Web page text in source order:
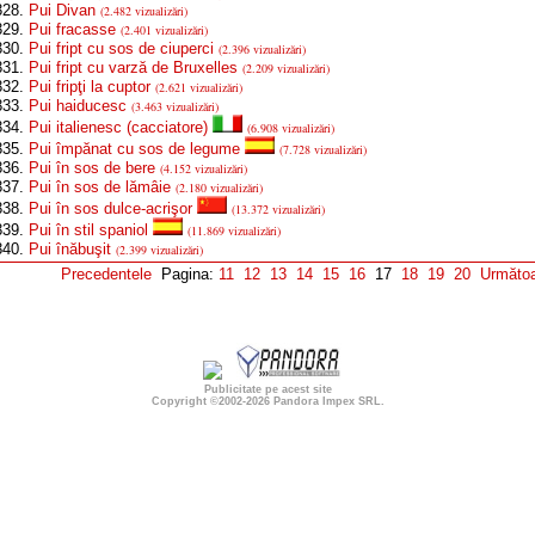
Pui Divan (2.482 vizualizări)
Pui fracasse (2.401 vizualizări)
Pui fript cu sos de ciuperci (2.396 vizualizări)
Pui fript cu varză de Bruxelles (2.209 vizualizări)
Pui fripţi la cuptor (2.621 vizualizări)
Pui haiducesc (3.463 vizualizări)
Pui italienesc (cacciatore) (6.908 vizualizări)
Pui împănat cu sos de legume (7.728 vizualizări)
Pui în sos de bere (4.152 vizualizări)
Pui în sos de lămâie (2.180 vizualizări)
Pui în sos dulce-acrişor (13.372 vizualizări)
Pui în stil spaniol (11.869 vizualizări)
Pui înăbuşit (2.399 vizualizări)
Precedentele Pagina: 11 12 13 14 15 16 17 18 19 20
Publicitate pe acest site
Copyright ©2002-2026 Pandora Impex SRL.